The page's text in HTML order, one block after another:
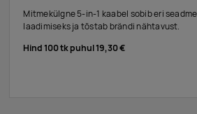
Mitmekülgne 5-in-1 kaabel sobib eri
laadimiseks ja tõstab brändi nähtavust.
Hind 100 tk puhul19,30 €